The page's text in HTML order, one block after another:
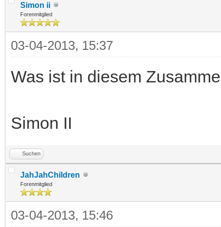
Simon ii
Forenmitglied
03-04-2013, 15:37
Was ist in diesem
Simon II
Suchen
JahJahChildren
Forenmitglied
03-04-2013, 15:46